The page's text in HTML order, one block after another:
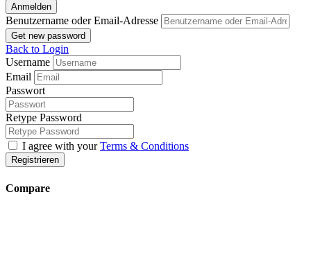
Anmelden
Benutzername oder Email-Adresse
Get new password
Back to Login
Username
Email
Passwort
Retype Password
I agree with yourTerms & Conditions
Registrieren
Compare